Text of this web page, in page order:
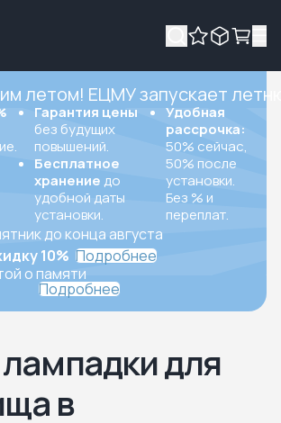
летом! ЕЦМУ запускает
Гарантия цены
без будущих
повышений.
Бесплатное
хранение до
удобной даты
установки.
Удобная
рассрочка:
50% сейчас,
50% после
установки.
Без % и
переплат.
до конца августа
10% Подробнее
о памяти
Подробнее
для
в